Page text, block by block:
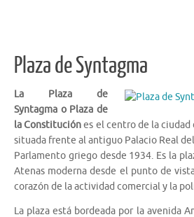
Plaza de Syntagma
La Plaza de
Syntagma o Plaza de
la Constituciónes el centro de la ciudad
situada frente al antiguo Palacio Real
Parlamento griego desde 1934. Es la
Atenas moderna desde el punto de
corazón de la actividad comercial y la
La plaza está bordeada por la avenida